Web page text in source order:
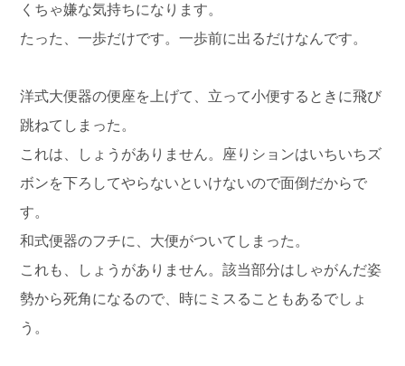
くちゃ嫌な気持ちになります。
たった、一歩だけです。一歩前に出るだけなんです。
洋式大便器の便座を上げて、立って小便するときに飛び
跳ねてしまった。
これは、しょうがありません。座りションはいちいちズ
ボンを下ろしてやらないといけないので面倒だからで
す。
和式便器のフチに、大便がついてしまった。
これも、しょうがありません。該当部分はしゃがんだ姿
勢から死角になるので、時にミスることもあるでしょ
う。